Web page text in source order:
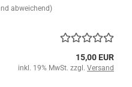
abweichend)
15,00 EUR
inkl. 19% MwSt. zzgl. Versand